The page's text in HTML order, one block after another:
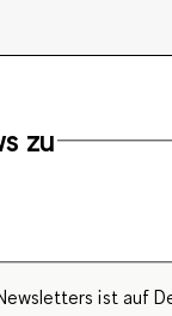
zu
ist auf